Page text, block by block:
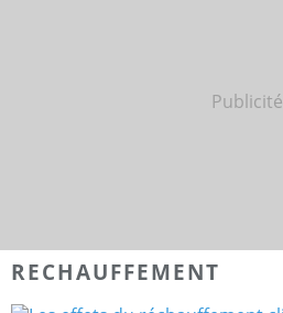
Publicité
RECHAUFFEMENT